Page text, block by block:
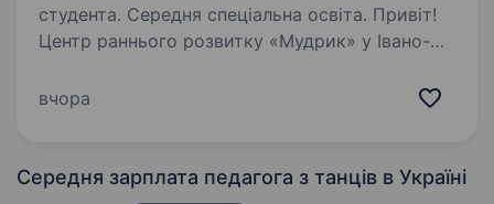
студента. Середня спеціальна освіта. Привіт!
Центр раннього розвитку «Мудрик» у Івано-
допоможе дітям відкривати світ танцю, руху
вчора
Середня зарплата педагога з танців в Україні